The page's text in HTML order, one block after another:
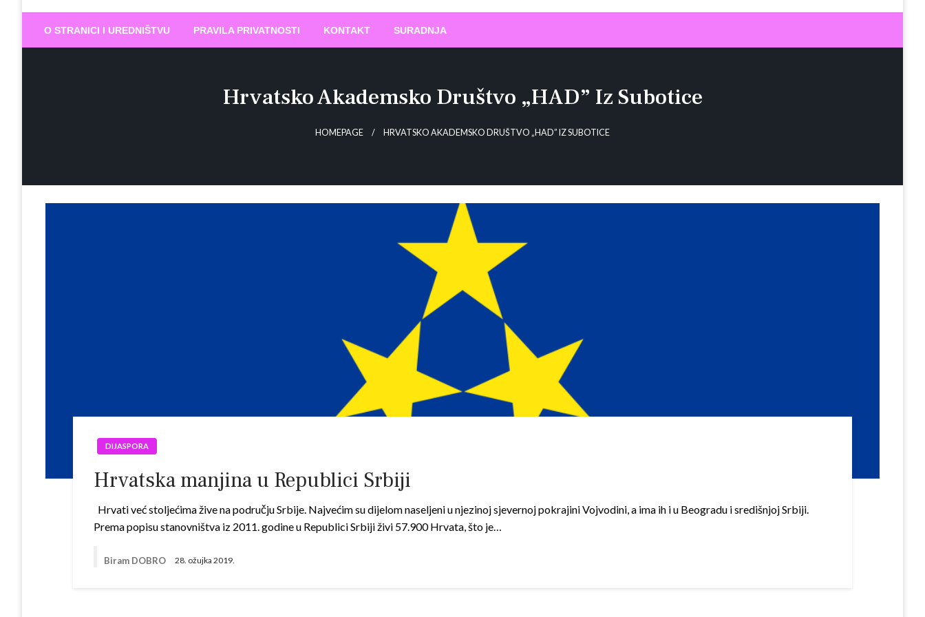
Biram DOBRO
O STRANICI I UREDNIŠTVU PRAVILA PRIVATNOSTI KONTAKT SURADNJA
Hrvatsko Akademsko Društvo „HAD” Iz Subotice
HOMEPAGE HRVATSKO AKADEMSKO DRUŠTVO „HAD” IZ SUBOTICE
DIJASPORA
Hrvatska manjina u Republici Srbiji
Hrvati već stoljećima žive na području Srbije. Najvećim su dijelom naseljeni u njezinoj sjevernoj pokrajini Vojvodini, a ima ih i u Beogradu i središnjoj Srbiji.
Prema popisu stanovništva iz 2011. godine u Republici Srbiji živi 57.900 Hrvata, što je…
Biram DOBRO 28. ožujka 2019.